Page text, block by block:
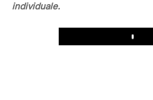
individuale.
Play